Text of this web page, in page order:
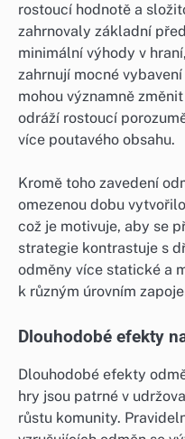
rostoucí hodnotě a
zahrnovaly základní
minimální výhody v
zahrnují mocné
mohou významně
odráží rostoucí
více poutavého obsahu.
Kromě toho zavedení
omezenou dobu
což je motivuje, aby se
strategie kontrastuje s
odměny více statické a
k různým úrovním
Dlouhodobé efekty
Dlouhodobé efekty
hry jsou patrné v
růstu komunity.